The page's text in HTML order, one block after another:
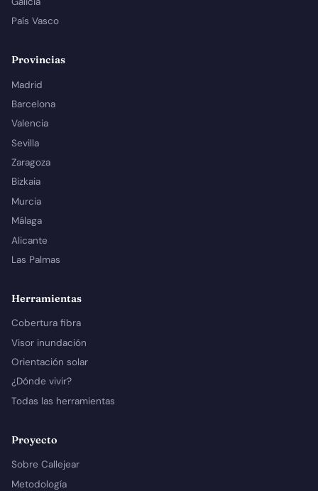
País Vasco
Provincias
Madrid
Barcelona
Valencia
Sevilla
Zaragoza
Bizkaia
Murcia
Málaga
Alicante
Las Palmas
Herramientas
Cobertura fibra
Visor inundación
Orientación solar
¿Dónde vivir?
Todas las herramientas
Proyecto
Sobre Callejear
Metodología